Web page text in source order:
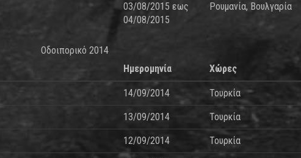
03/08/2015 εως
04/08/2015
Ρουμανία, Βουλγαρία
Οδοιπορικό 2014
Ημερομηνία Χώρες
14/09/2014 Τουρκία
13/09/2014 Τουρκία
12/09/2014 Τουρκία